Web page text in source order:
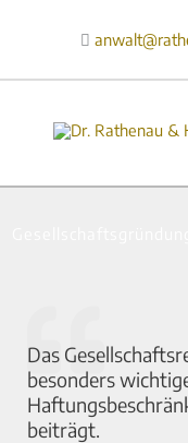

Das
besonders
beiträgt.